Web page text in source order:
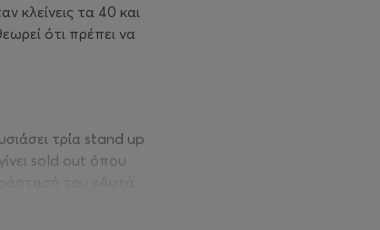
κλείνεις τα 40 και
ότι πρέπει να
τρία stand up
sold out όπου